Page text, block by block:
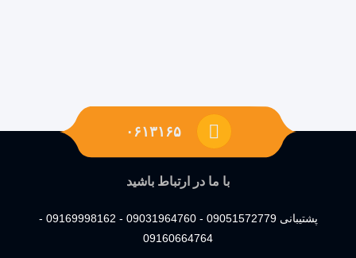
۰۶۱۳۱۶۵
با ما در ارتباط باشید
پشتیبانی 09051572779 - 09031964760 - 09169998162 -
09160664764